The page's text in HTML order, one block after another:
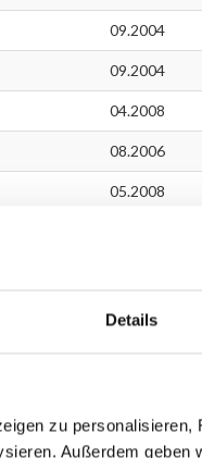
Details
zu
Außerdem
09.2004
09.2004
04.2008
08.2006
05.2008
04.2006
06.2007
05.2005